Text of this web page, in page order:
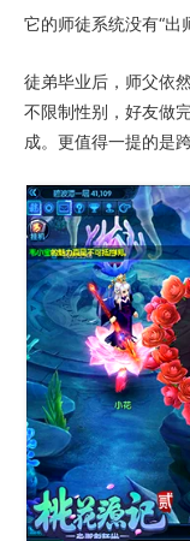
它的师徒系统没有“出
徒弟毕业后，师父依
不限制性别，好友做
成。更值得一提的是